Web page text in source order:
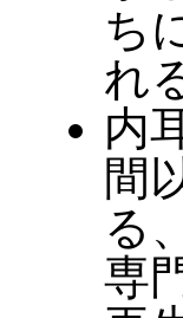
ち
れ
内
間
る
専